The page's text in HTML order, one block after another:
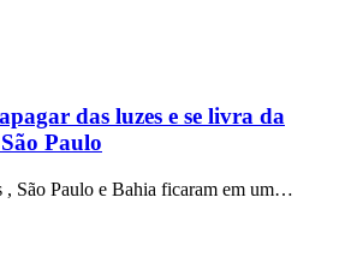
das luzes e se livra da
Paulo
, São Paulo e Bahia ficaram em um…